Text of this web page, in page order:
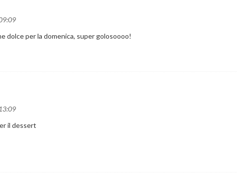
dolce per la domenica, super golosoooo!
il dessert